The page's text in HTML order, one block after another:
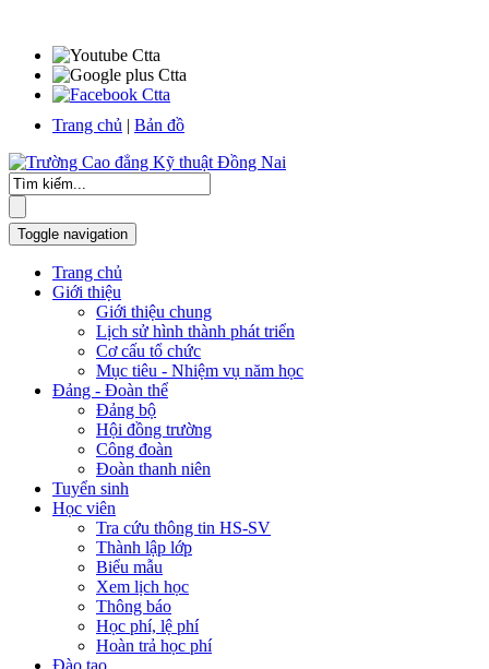
Trang chủ | Bản đồ
Toggle navigation
Trang chủ
Giới thiệu
Giới thiệu chung
Lịch sử hình thành phát triển
Cơ cấu tổ chức
Mục tiêu - Nhiệm vụ năm học
Đảng - Đoàn thể
Đảng bộ
Hội đồng trường
Công đoàn
Đoàn thanh niên
Tuyển sinh
Học viên
Tra cứu thông tin HS-SV
Thành lập lớp
Biểu mẫu
Xem lịch học
Thông báo
Học phí, lệ phí
Hoàn trả học phí
Đào tạo